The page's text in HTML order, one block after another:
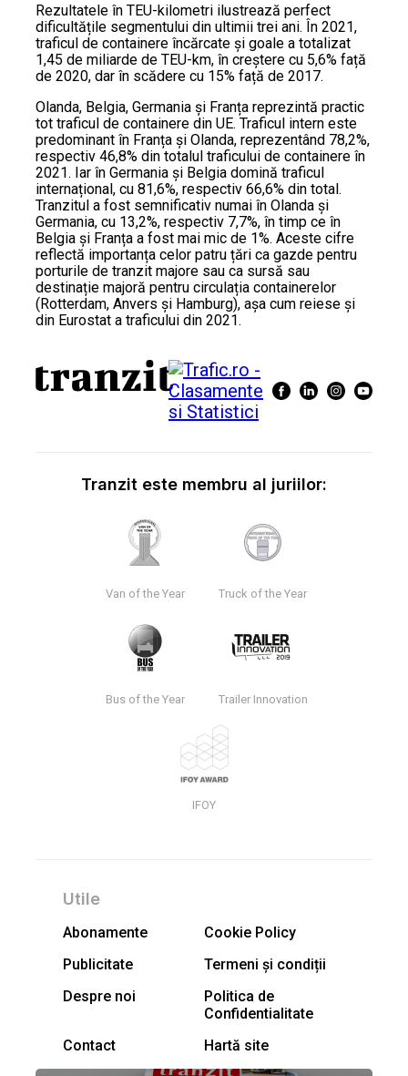
Rezultatele în TEU-kilometri ilustrează perfect
dificultățile segmentului din ultimii trei ani. În 2021,
traficul de containere încărcate și goale a totalizat
1,45 de miliarde de TEU-km, în creștere cu 5,6% față
de 2020, dar în scădere cu 15% față de 2017.
Olanda, Belgia, Germania și Franța reprezintă practic
tot traficul de containere din UE. Traficul intern este
predominant în Franța și Olanda, reprezentând 78,2%,
respectiv 46,8% din totalul traficului de containere în
2021. Iar în Germania și Belgia domină traficul
internațional, cu 81,6%, respectiv 66,6% din total.
Tranzitul a fost semnificativ numai în Olanda și
Germania, cu 13,2%, respectiv 7,7%, în timp ce în
Belgia și Franța a fost mai mic de 1%. Aceste cifre
reflectă importanța celor patru țări ca gazde pentru
porturile de tranzit majore sau ca sursă sau
destinație majoră pentru circulația containerelor
(Rotterdam, Anvers și Hamburg), așa cum reiese și
din Eurostat a traficului din 2021.
Tranzit este membru al juriilor:
Van of the Year Truck of the Year
Bus of the Year Trailer Innovation
IFOY
Utile
Abonamente
Cookie Policy
Publicitate
Termeni și condiții
Despre noi
Politica de
Confidentialitate
Contact
Hartă site